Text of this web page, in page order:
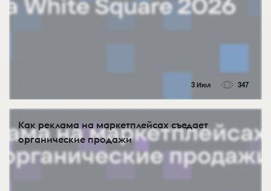
3 Июл 347
Как реклама на маркетплейсах съедает
органические продажи